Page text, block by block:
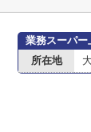
業務スーパー
所在地